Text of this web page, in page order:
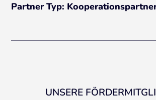
Partner Typ:
UNSERE